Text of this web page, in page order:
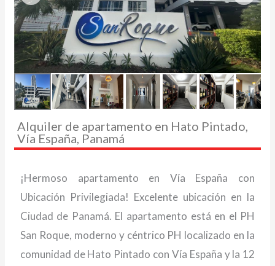
Alquiler de apartamento en Hato Pintado,
Vía España, Panamá
¡Hermoso apartamento en Vía España con
Ubicación Privilegiada! Excelente ubicación en la
Ciudad de Panamá. El apartamento está en el PH
San Roque, moderno y céntrico PH localizado en la
comunidad de Hato Pintado con Vía España y la 12